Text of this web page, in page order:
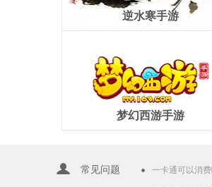
逆水寒手游
梦幻西游手游
常见问题 一卡通可以消